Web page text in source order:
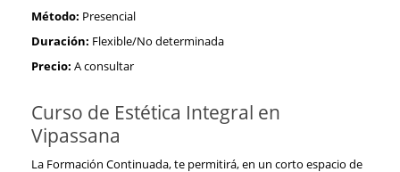
Método: Presencial
Duración: Flexible/No determinada
Precio: A consultar
Curso de Estética Integral en
Vipassana
La Formación Continuada, te permitirá, en un corto espacio de